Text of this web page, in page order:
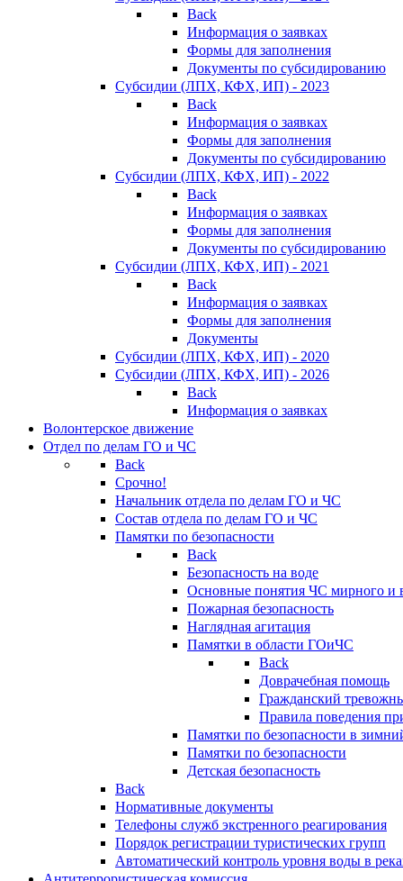
Back
Информация о заявках
Формы для заполнения
Документы по субсидированию
Субсидии (ЛПХ, КФХ, ИП) - 2023
Back
Информация о заявках
Формы для заполнения
Документы по субсидированию
Субсидии (ЛПХ, КФХ, ИП) - 2022
Back
Информация о заявках
Формы для заполнения
Документы по субсидированию
Субсидии (ЛПХ, КФХ, ИП) - 2021
Back
Информация о заявках
Формы для заполнения
Документы
Субсидии (ЛПХ, КФХ, ИП) - 2020
Субсидии (ЛПХ, КФХ, ИП) - 2026
Back
Информация о заявках
Волонтерское движение
Отдел по делам ГО и ЧС
Back
Срочно!
Начальник отдела по делам ГО и ЧС
Состав отдела по делам ГО и ЧС
Памятки по безопасности
Back
Безопасность на воде
Основные понятия ЧС мирного и
Пожарная безопасность
Наглядная агитация
Памятки в области ГОиЧС
Back
Доврачебная помощь
Гражданский
Правила поведения
Памятки по безопасности в
Памятки по безопасности
Детская безопасность
Back
Нормативные документы
Телефоны служб экстренного реагирования
Порядок регистрации туристических групп
Автоматический контроль уровня воды в